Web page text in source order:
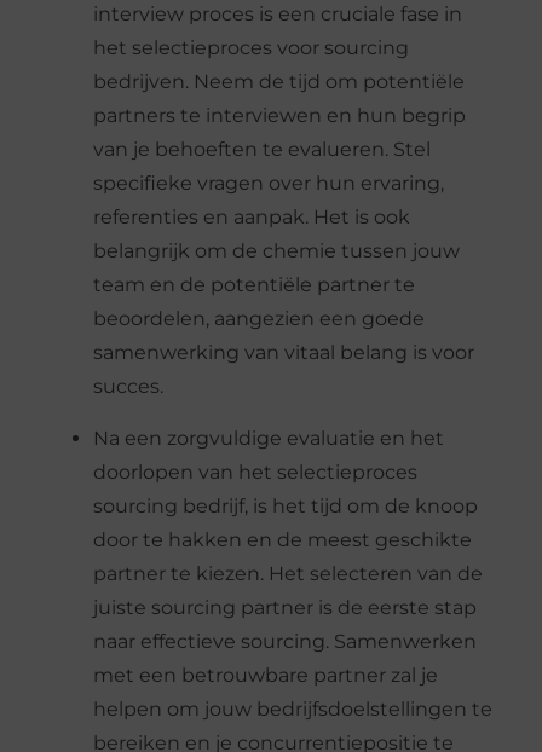
interview proces is een cruciale fase in
het selectieproces voor sourcing
bedrijven. Neem de tijd om potentiële
partners te interviewen en hun begrip
van je behoeften te evalueren. Stel
specifieke vragen over hun ervaring,
referenties en aanpak. Het is ook
belangrijk om de chemie tussen jouw
team en de potentiële partner te
beoordelen, aangezien een goede
samenwerking van vitaal belang is voor
succes.
Na een zorgvuldige evaluatie en het
doorlopen van het selectieproces
sourcing bedrijf, is het tijd om de knoop
door te hakken en de meest geschikte
partner te kiezen. Het selecteren van de
juiste sourcing partner is de eerste stap
naar effectieve sourcing. Samenwerken
met een betrouwbare partner zal je
helpen om jouw bedrijfsdoelstellingen te
bereiken en je concurrentiepositie te